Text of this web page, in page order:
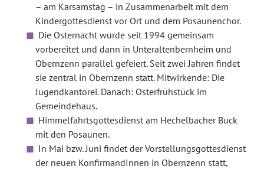
– am Karsamstag – in Zusammenarbeit mit dem
Kindergottesdienst vor Ort und dem Posaunenchor.
Die Osternacht wurde seit 1994 gemeinsam
vorbereitet und dann in Unteraltenbernheim und
Obernzenn parallel gefeiert. Seit zwei Jahren findet
sie zentral in Obernzenn statt. Mitwirkende: Die
Jugendkantorei. Danach: Osterfrühstück im
Gemeindehaus.
Himmelfahrtsgottesdienst am Hechelbacher Buck
mit den Posaunen.
In Mai bzw. Juni findet der Vorstellungsgottesdienst
der neuen KonfirmandInnen in Obernzenn statt,